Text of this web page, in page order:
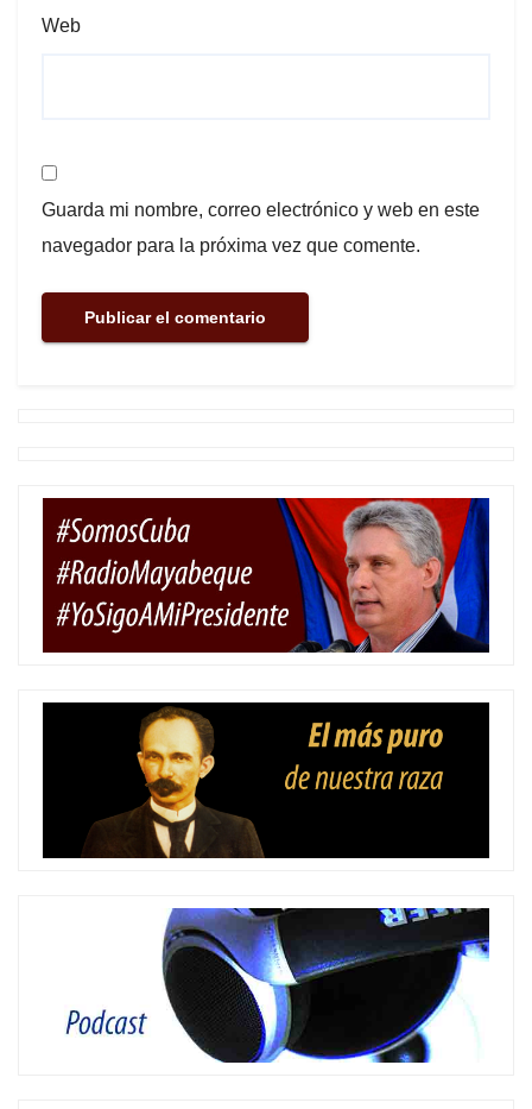
Web
Guarda mi nombre, correo electrónico y web en este
navegador para la próxima vez que comente.